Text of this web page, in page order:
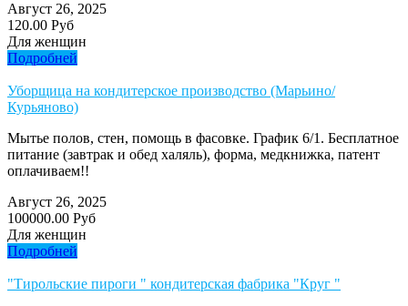
Август 26, 2025
120.00 Руб
Для женщин
Подробней
Уборщица на кондитерское производство (Марьино/
Курьяново)
Мытье полов, стен, помощь в фасовке. График 6/1. Бесплатное
питание (завтрак и обед халяль), форма, медкнижка, патент
оплачиваем!!
Август 26, 2025
100000.00 Руб
Для женщин
Подробней
"Тирольские пироги " кондитерская фабрика "Круг "